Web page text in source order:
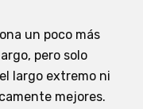
un poco más
pero solo
largo extremo ni
mejores.